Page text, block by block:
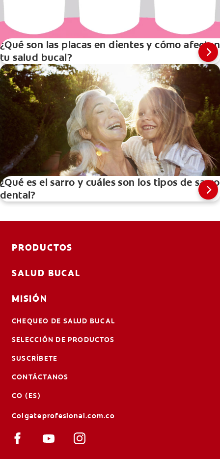
¿Qué son las placas en dientes y cómo afectan
tu salud bucal?
¿Qué es el sarro y cuáles son los tipos de sarro
dental?
PRODUCTOS
SALUD BUCAL
MISIÓN
CHEQUEO DE SALUD BUCAL
SELECCIÓN DE PRODUCTOS
SUSCRÍBETE
CONTÁCTANOS
CO (ES)
Colgateprofesional.com.co